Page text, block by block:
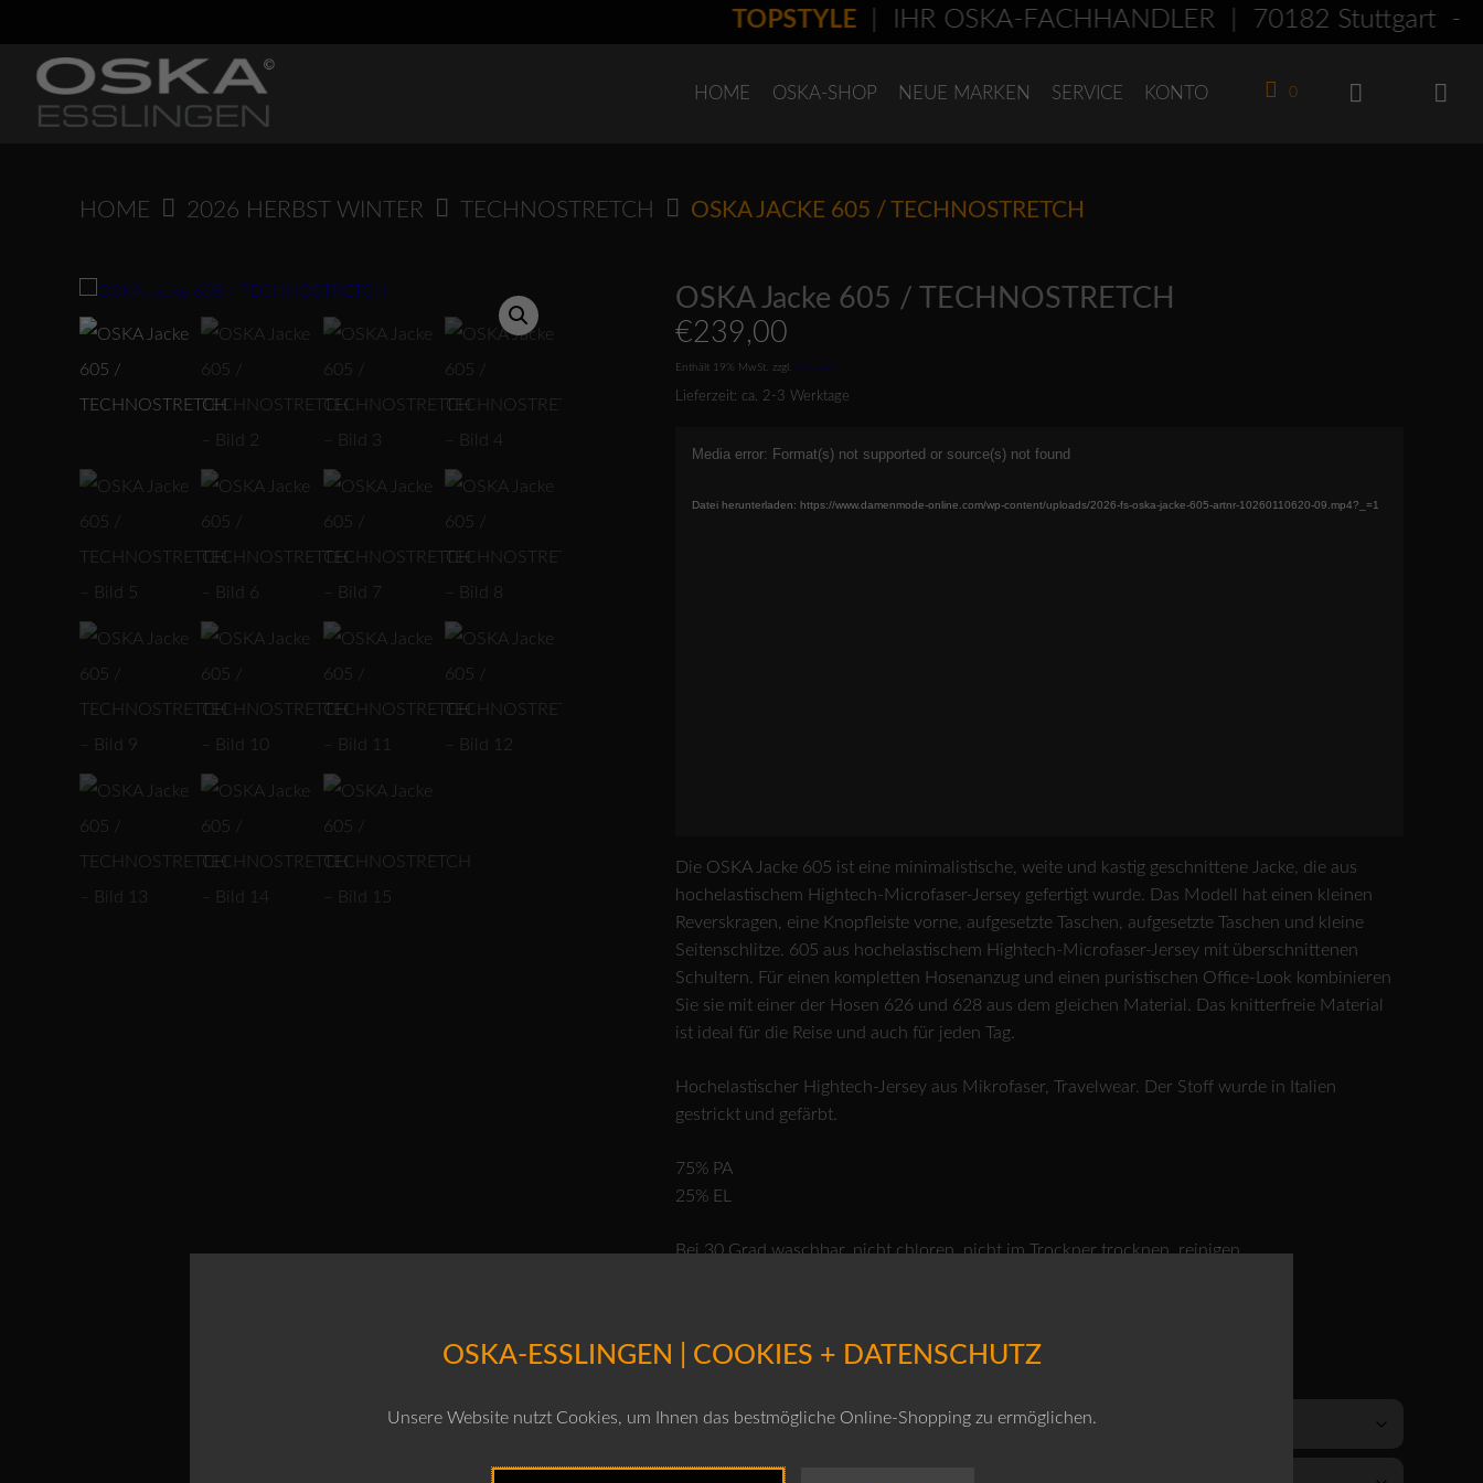
TOPSTYLE| IHR OSKA-FACHHÄNDLER | 70182 Stuttgart
HOME OSKA-SHOP NEUE MARKEN SERVICE KONTO 0
HOME 2026 HERBST WINTER TECHNOSTRETCH OSKA JACKE 605 / TECHNOSTRETCH
OSKA Jacke 605 / TECHNOSTRETCH
€239,00
Enthält 19% MwSt. zzgl. Versand
Lieferzeit: ca. 2-3 Werktage
Media error: Format(s) not supported or source(s) not found
Datei herunterladen: https://www.damenmode-online.com/wp-content/uploads/2026-fs-oska-jacke-605-artnr-10260110620-09.mp4?_=1
Die OSKA Jacke 605 ist eine minimalistische, weite und kastig geschnittene Jacke, die aus
hochelastischem Hightech-Microfaser-Jersey gefertigt wurde. Das Modell hat einen kleinen
Reverskragen, eine Knopfleiste vorne, aufgesetzte Taschen, aufgesetzte Taschen und kleine
Seitenschlitze. 605 aus hochelastischem Hightech-Microfaser-Jersey mit überschnittenen
Schultern. Für einen kompletten Hosenanzug und einen puristischen Office-Look kombinieren
Sie sie mit einer der Hosen 626 und 628 aus dem gleichen Material. Das knitterfreie Material
ist ideal für die Reise und auch für jeden Tag.
Hochelastischer Hightech-Jersey aus Mikrofaser, Travelwear. Der Stoff wurde in Italien
gestrickt und gefärbt.
75% PA
25% EL
Bei 30 Grad waschbar, nicht chloren, nicht im Trockner trocknen, reinigen
ACHTUNG: DAS MODEL TRÄGT DIE JACKE MIT DER PASSENDEN HOSE 628!
Farben
Grössen
OSKA-ESSLINGEN | COOKIES + DATENSCHUTZ
Unsere Website nutzt Cookies, um Ihnen das bestmögliche Online-Shopping zu ermöglichen.